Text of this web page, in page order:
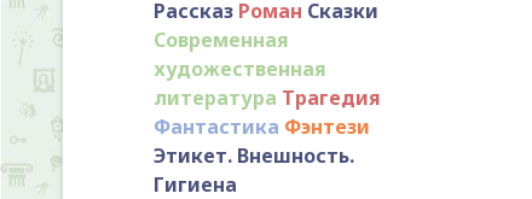
Рассказ Роман Сказки
Современная
художественная
литература Трагедия
Фантастика Фэнтези
Этикет. Внешность.
Гигиена